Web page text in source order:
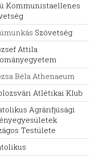
Kommunistaellenes
Szövetség
Attila
Béla Athenaeum
Atlétikai Klub
Agrárifjúsági
Testülete